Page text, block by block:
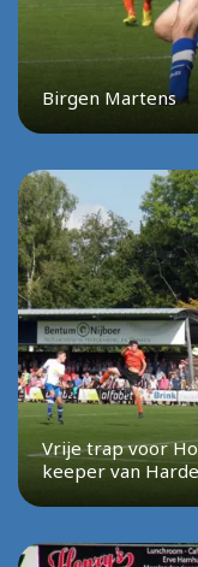
Birgen Martens
Vrije trap voor
keeper van